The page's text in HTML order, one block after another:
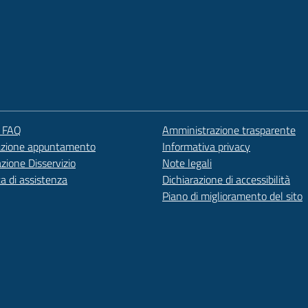
appuntamento
Disservizio
di assistenza
Amministrazione trasparente
Informativa privacy
Note legali
Dichiarazione di accessibilità
Piano di miglioramento del sito